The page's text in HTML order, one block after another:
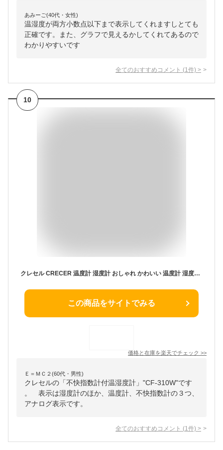
あみーご(40代・女性)
温湿度が両方小数点以下まで表示してくれますしとても
正確です。また、グラフで見えるかしてくれてあるので
わかりやすいです
全てのおすすめコメント (1 件) >
10
クレセル CRECER 温度計 湿度計 おしゃれ かわいい 温度計 湿度計 不快指数計付温湿度計 CF-310W ホワイト
この商品をサイトでみる
価格と在庫を楽天でチェック >>
Ｅ＝ＭＣ２(60代・男性)
クレセルの「不快指数計付温湿度計」"CF-310W"です
。 表示は湿度計のほか、温度計、不快指数計の３つ、
アナログ表示です。
全てのおすすめコメント (1 件) >